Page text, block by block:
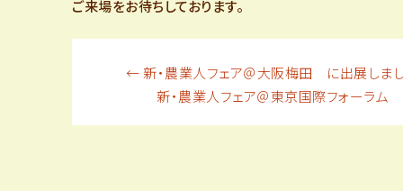
ご来場をお待ちしております。
稿
←新・農業人フェア＠大阪梅田 に出展しま
新・農業人フェア＠東京国際フォーラム